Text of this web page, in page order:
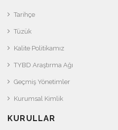
Tarihçe
Tüzük
Kalite Politikamız
TYBD Araştırma Ağı
Geçmiş Yönetimler
Kurumsal Kimlik
KURULLAR